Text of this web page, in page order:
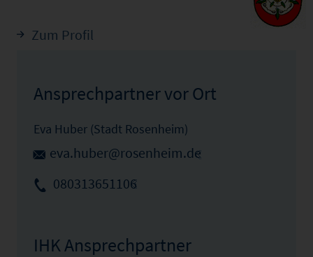
Zum Profil
Ansprechpartner vor Ort
Eva Huber (Stadt Rosenheim)
eva.huber@rosenheim.de
080313651106
IHK Ansprechpartner